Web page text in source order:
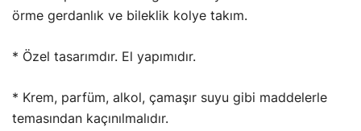
örme gerdanlık ve bileklik kolye takım.
* Özel tasarımdır. El yapımıdır.
* Krem, parfüm, alkol, çamaşır suyu gibi maddelerle
temasından kaçınılmalıdır.